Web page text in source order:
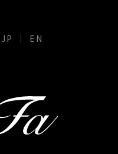
JP EN